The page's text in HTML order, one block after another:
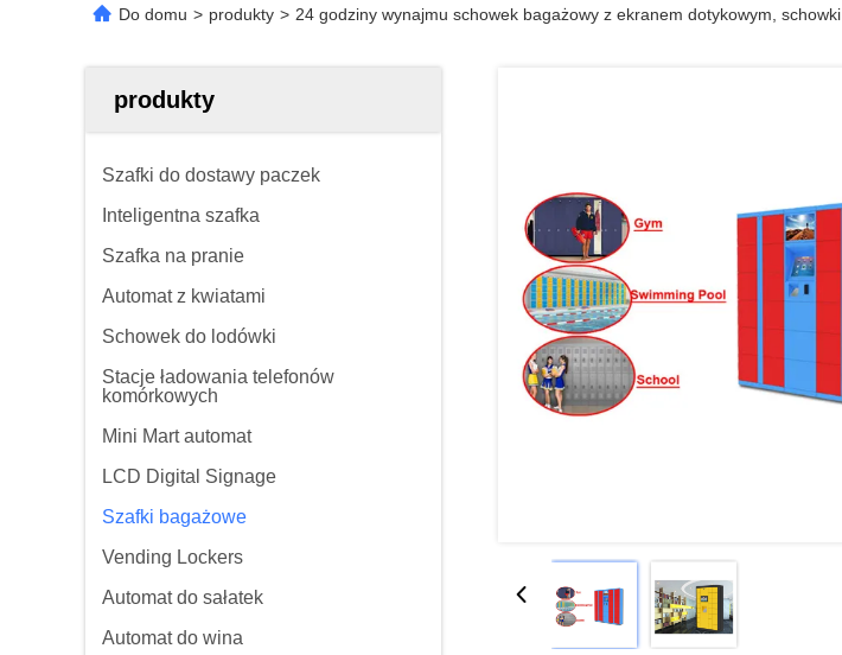
Do domu > produkty > 24 godziny wynajmu schowek bagażowy z ekranem dotykowym,
produkty
Szafki do dostawy paczek
Inteligentna szafka
Szafka na pranie
Automat z kwiatami
Schowek do lodówki
Stacje ładowania telefonów
komórkowych
Mini Mart automat
LCD Digital Signage
Szafki bagażowe
Vending Lockers
Automat do sałatek
Automat do wina